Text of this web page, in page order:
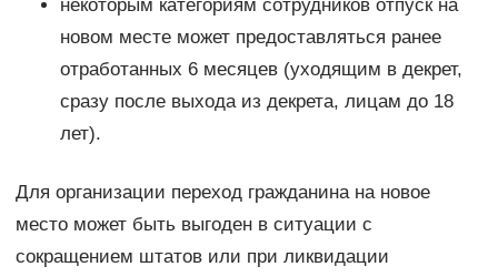
некоторым категориям сотрудников отпуск на
новом месте может предоставляться ранее
отработанных 6 месяцев (уходящим в декрет,
сразу после выхода из декрета, лицам до 18
лет).
Для организации переход гражданина на новое
место может быть выгоден в ситуации с
сокращением штатов или при ликвидации